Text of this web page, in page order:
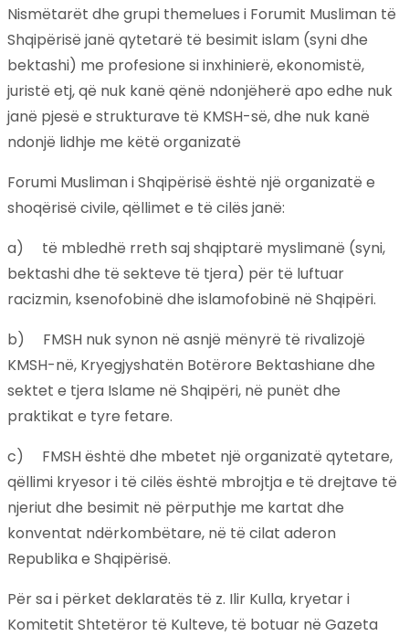
Nismëtarët dhe grupi themelues i Forumit Musliman të
Shqipërisë janë qytetarë të besimit islam (syni dhe
bektashi) me profesione si inxhinierë, ekonomistë,
juristë etj, që nuk kanë qënë ndonjëherë apo edhe nuk
janë pjesë e strukturave të KMSH-së, dhe nuk kanë
ndonjë lidhje me këtë organizatë
Forumi Musliman i Shqipërisë është një organizatë e
shoqërisë civile, qëllimet e të cilës janë:
a) të mbledhë rreth saj shqiptarë myslimanë (syni,
bektashi dhe të sekteve të tjera) për të luftuar
racizmin, ksenofobinë dhe islamofobinë në Shqipëri.
b) FMSH nuk synon në asnjë mënyrë të rivalizojë
KMSH-në, Kryegjyshatën Botërore Bektashiane dhe
sektet e tjera Islame në Shqipëri, në punët dhe
praktikat e tyre fetare.
c) FMSH është dhe mbetet një organizatë qytetare,
qëllimi kryesor i të cilës është mbrojtja e të drejtave të
njeriut dhe besimit në përputhje me kartat dhe
konventat ndërkombëtare, në të cilat aderon
Republika e Shqipërisë.
Për sa i përket deklaratës të z. Ilir Kulla, kryetar i
Komitetit Shtetëror të Kulteve, të botuar në Gazeta